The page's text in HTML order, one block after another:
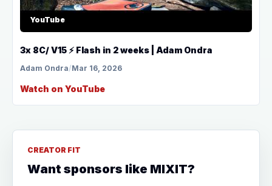
YouTube
3x 8C/ V15 ⚡ Flash in 2 weeks | Adam Ondra
Adam Ondra/Mar 16, 2026
Watch on YouTube
CREATOR FIT
Want sponsors like MIXIT?